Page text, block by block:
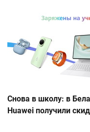
Снова в школу: в
Huawei получили